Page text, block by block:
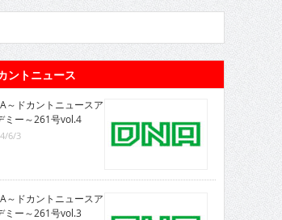
ントニュース
～ドカントニュースア
ミー～261号vol.4
6/3
～ドカントニュースア
ミー～261号vol.3